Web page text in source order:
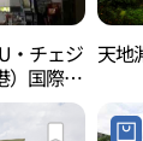
・チェジ
）国際旅
제주항
天地